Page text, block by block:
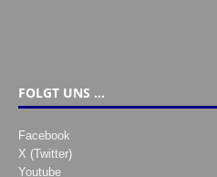
FOLGT UNS …
Facebook
X (Twitter)
Youtube